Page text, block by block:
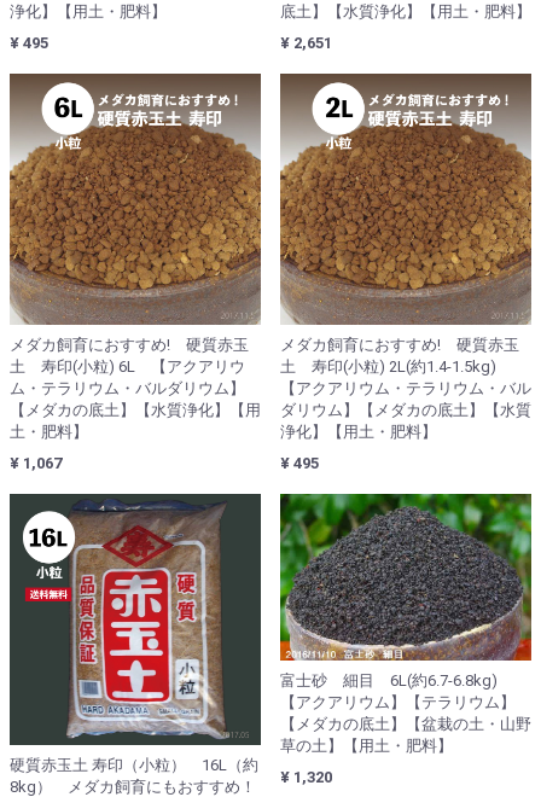
浄化】【用土・肥料】
¥ 495
底土】【水質浄化】【用土・肥料】
¥ 2,651
メダカ飼育におすすめ! 硬質赤玉
土 寿印(小粒) 6L 【アクアリウ
ム・テラリウム・バルダリウム】
【メダカの底土】【水質浄化】【用
土・肥料】
¥ 1,067
メダカ飼育におすすめ! 硬質赤玉
土 寿印(小粒) 2L(約1.4-1.5kg)
【アクアリウム・テラリウム・バル
ダリウム】【メダカの底土】【水質
浄化】【用土・肥料】
¥ 495
硬質赤玉土 寿印（小粒） 16L（約
8kg） メダカ飼育にもおすすめ！
富士砂 細目 6L(約6.7-6.8kg)
【アクアリウム】【テラリウム】
【メダカの底土】【盆栽の土・山野
草の土】【用土・肥料】
¥ 1,320